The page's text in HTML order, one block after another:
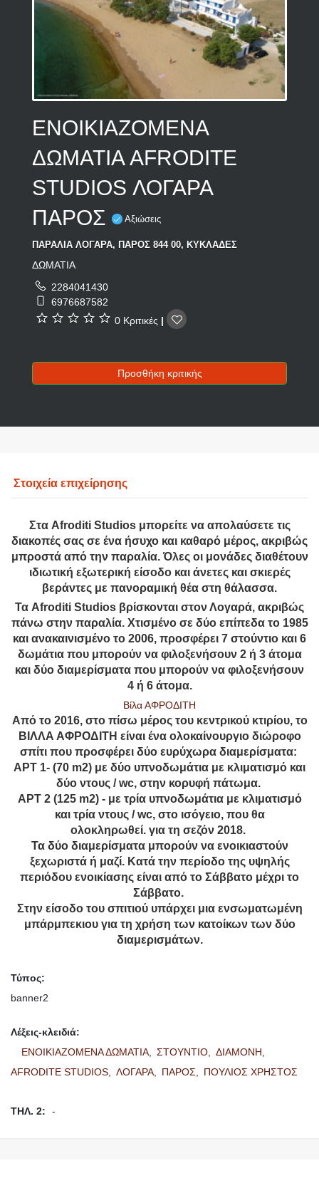
ΕΝΟΙΚΙΑΖΟΜΕΝΑ
ΔΩΜΑΤΙΑ AFRODITE
STUDIOS ΛΟΓΑΡΑ
ΠΑΡΟΣ
Αξιώσεις
ΠΑΡΑΛΙΑ ΛΟΓΑΡΑ, ΠΑΡΟΣ 844 00, ΚΥΚΛΑΔΕΣ
ΔΩΜΑΤΙΑ
2284041430
6976687582
0 Κριτικές |
Προσθήκη κριτικής
Στοιχεία επιχείρησης
Στα Afroditi Studios μπορείτε να απολαύσετε τις
διακοπές σας σε ένα ήσυχο και καθαρό μέρος, ακριβώς
μπροστά από την παραλία. Όλες οι μονάδες διαθέτουν
ιδιωτική εξωτερική είσοδο και άνετες και σκιερές
βεράντες με πανοραμική θέα στη θάλασσα.
Τα Afroditi Studios βρίσκονται στον Λογαρά, ακριβώς
πάνω στην παραλία. Χτισμένο σε δύο επίπεδα το 1985
και ανακαινισμένο το 2006, προσφέρει 7 στούντιο και 6
δωμάτια που μπορούν να φιλοξενήσουν 2 ή 3 άτομα
και δύο διαμερίσματα που μπορούν να φιλοξενήσουν
4 ή 6 άτομα.
Βίλα ΑΦΡΟΔΙΤΗ
Από το 2016, στο πίσω μέρος του κεντρικού κτιρίου, το
ΒΙΛΛΑ ΑΦΡΟΔΙΤΗ είναι ένα ολοκαίνουργιο διώροφο
σπίτι που προσφέρει δύο ευρύχωρα διαμερίσματα:
APT 1- (70 m2) με δύο υπνοδωμάτια με κλιματισμό και
δύο ντους / wc, στην κορυφή πάτωμα.
APT 2 (125 m2) - με τρία υπνοδωμάτια με κλιματισμό
και τρία ντους / wc, στο ισόγειο, που θα
ολοκληρωθεί. για τη σεζόν 2018.
Τα δύο διαμερίσματα μπορούν να ενοικιαστούν
ξεχωριστά ή μαζί. Κατά την περίοδο της υψηλής
περιόδου ενοικίασης είναι από το Σάββατο μέχρι το
Σάββατο.
Στην είσοδο του σπιτιού υπάρχει μια ενσωματωμένη
μπάρμπεκιου για τη χρήση των κατοίκων των δύο
διαμερισμάτων.
Τύπος:
banner2
Λέξεις-κλειδιά:
ΕΝΟΙΚΙΑΖΟΜΕΝΑ ΔΩΜΑΤΙΑ,
ΣΤΟΥΝΤΙΟ,
ΔΙΑΜΟΝΗ,
AFRODITE STUDIOS,
ΛΟΓΑΡΑ, ΠΑΡΟΣ, ΠΟΥΛΙΟΣ ΧΡΗΣΤΟΣ
ΤΗΛ. 2: -